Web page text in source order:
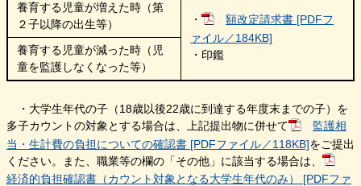
養育する児童が増えた時（第
２子以降の出生等）
・
額改定請求書 [PDFフ
ァイル／184KB]
・印鑑
養育する児童が減った時（児
童を監護しなくなった等）
・大学生年代の子（18歳以後22歳に到達する年度末までの子）を
多子カウントの対象とする場合は、上記提出物に併せて
監護相
当・生計費の負担についての確認書 [PDFファイル／118KB]をご提出
ください。また、職業等の欄の「その他」に該当する場合は、
経済的負担確認書（カウント対象となる大学生年代のみ） [PDFファ